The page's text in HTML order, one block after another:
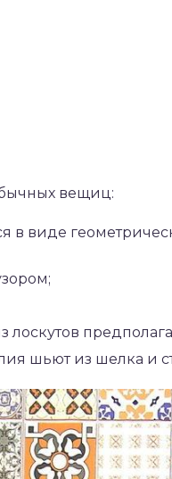
вещиц:
виде
лоскутов
шьют из шелка и